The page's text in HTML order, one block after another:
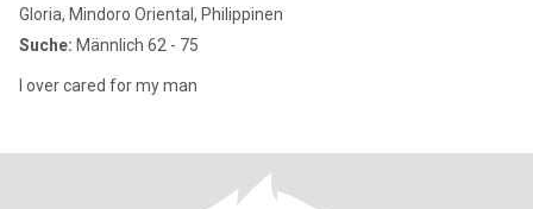
Gloria, Mindoro Oriental, Philippinen
Suche: Männlich 62 - 75
I over cared for my man